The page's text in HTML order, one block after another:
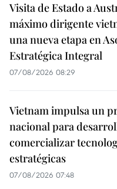
Visita de Estado a
máximo dirigente
una nueva etapa en
Estratégica Integral
07/08/2026 08:29
Vietnam impulsa un
nacional para
comercializar
estratégicas
07/08/2026 07:48